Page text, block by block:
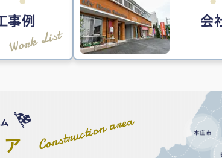
事例
Work List
会
Construction area